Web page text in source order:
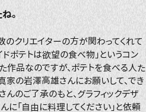
。
のクリエイターの方が関わってくれて
ドポテトは欲望の食べ物」というコン
作品なのですが、ポテトを食べる人た
家の岩澤高雄さんにお願いして、でき
んのご了承のもと、グラフィックデザ
に「自由に料理してください」と依頼